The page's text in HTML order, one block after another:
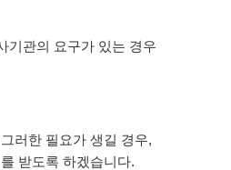
기관의 요구가 있는 경우
러한 필요가 생길 경우,
받도록 하겠습니다.